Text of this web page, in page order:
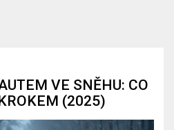
VE SNĚHU: CO
(2025)